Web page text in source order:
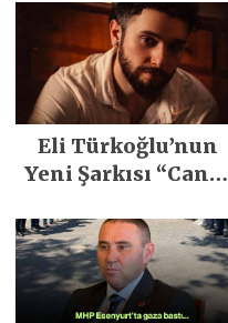
Eli Türkoğlu’nun
Yeni Şarkısı “Canın
İlgi Gördü!..